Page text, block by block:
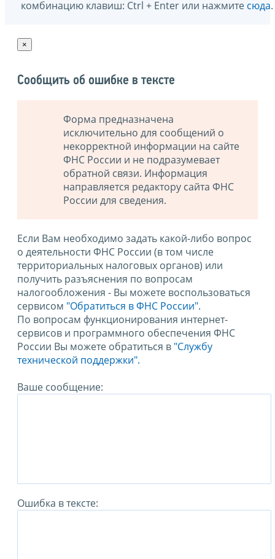
комбинацию клавиш: Ctrl + Enter или нажмите сюда.
×
Сообщить об ошибке в тексте
Форма предназначена
исключительно для сообщений о
некорректной информации на сайте
ФНС России и не подразумевает
обратной связи. Информация
направляется редактору сайта ФНС
России для сведения.
Если Вам необходимо задать какой-либо вопрос
о деятельности ФНС России (в том числе
территориальных налоговых органов) или
получить разъяснения по вопросам
налогообложения - Вы можете воспользоваться
сервисом "Обратиться в ФНС России".
По вопросам функционирования интернет-
сервисов и программного обеспечения ФНС
России Вы можете обратиться в "Службу
технической поддержки".
Ваше сообщение:
Ошибка в тексте: